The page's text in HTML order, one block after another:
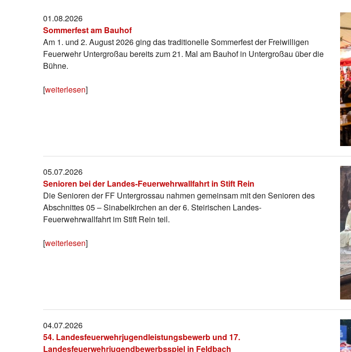
01.08.2026
Sommerfest am Bauhof
Am 1. und 2. August 2026 ging das traditionelle Sommerfest der Freiwilligen
Feuerwehr Untergroßau bereits zum 21. Mal am Bauhof in Untergroßau über die
Bühne.
[weiterlesen]
05.07.2026
Senioren bei der Landes-Feuerwehrwallfahrt in Stift Rein
Die Senioren der FF Untergrossau nahmen gemeinsam mit den Senioren des
Abschnittes 05 – Sinabelkirchen an der 6. Steirischen Landes-
Feuerwehrwallfahrt im Stift Rein teil.
[weiterlesen]
04.07.2026
54. Landesfeuerwehrjugendleistungsbewerb und 17.
Landesfeuerwehrjugendbewerbsspiel in Feldbach